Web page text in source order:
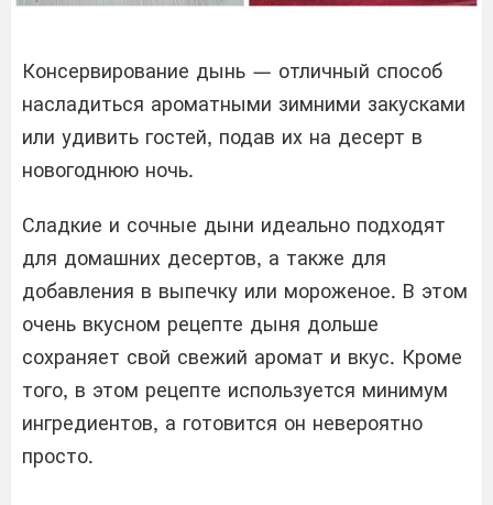
Консервирование дынь — отличный способ
насладиться ароматными зимними закусками
или удивить гостей, подав их на десерт в
новогоднюю ночь.
Сладкие и сочные дыни идеально подходят
для домашних десертов, а также для
добавления в выпечку или мороженое. В этом
очень вкусном рецепте дыня дольше
сохраняет свой свежий аромат и вкус. Кроме
того, в этом рецепте используется минимум
ингредиентов, а готовится он невероятно
просто.